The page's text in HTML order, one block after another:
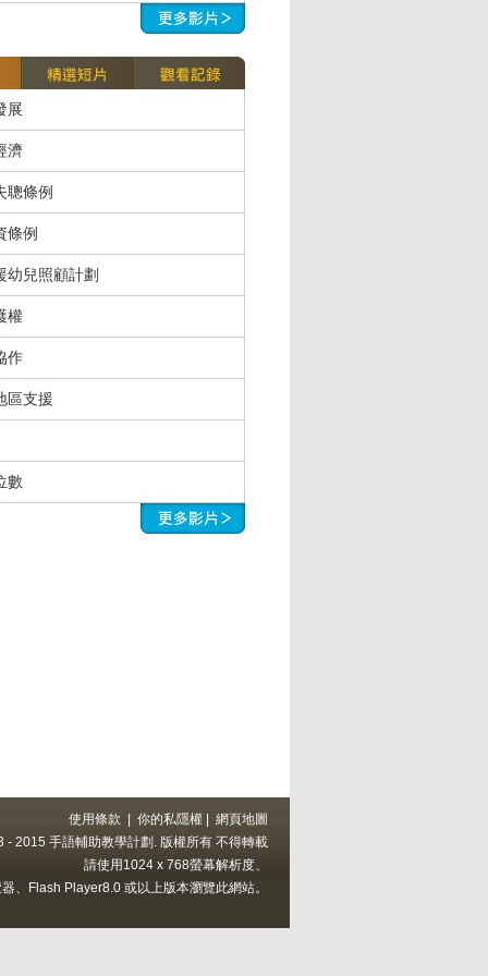
展
濟
聰條例
條例
幼兒照顧計劃
權
作
區支援
數
使用條款 你的私隱權
網頁地圖
2015 手語輔助教學計劃. 版權所有 不得轉載
請使用1024 x 768螢幕解析度、
、Flash Player8.0 或以上版本瀏覽此網站。